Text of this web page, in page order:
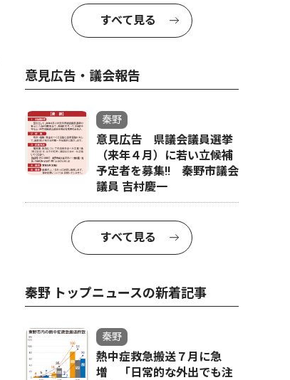
すべて見る
意見広告・議会報告
秦野
意見広告 県議会議員選挙
（来年４月）に若い立候補
予定者を募集‼ 秦野市議会
議員 吉村慶一
すべて見る
秦野 トップニュースの新着記事
秦野
熱中症救急搬送７月に急
増 「日常的な外出でも注